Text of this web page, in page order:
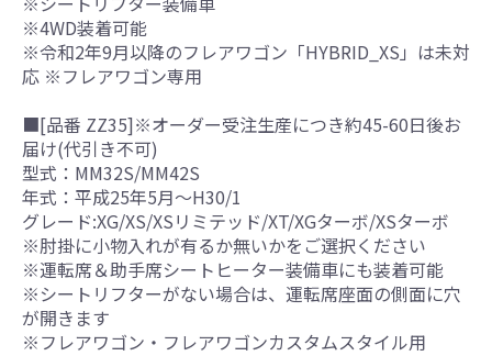
※4WD装着可能
※令和2年9月以降のフレアワゴン「HYBRID_XS」は未対
応 ※フレアワゴン専用
■[品番 ZZ35]※オーダー受注生産につき約45-60日後お
届け(代引き不可)
型式：MM32S/MM42S
年式：平成25年5月～H30/1
グレード:XG/XS/XSリミテッド/XT/XGターボ/XSターボ
※肘掛に小物入れが有るか無いかをご選択ください
※運転席＆助手席シートヒーター装備車にも装着可能
※シートリフターがない場合は、運転席座面の側面に穴
が開きます
※フレアワゴン・フレアワゴンカスタムスタイル用